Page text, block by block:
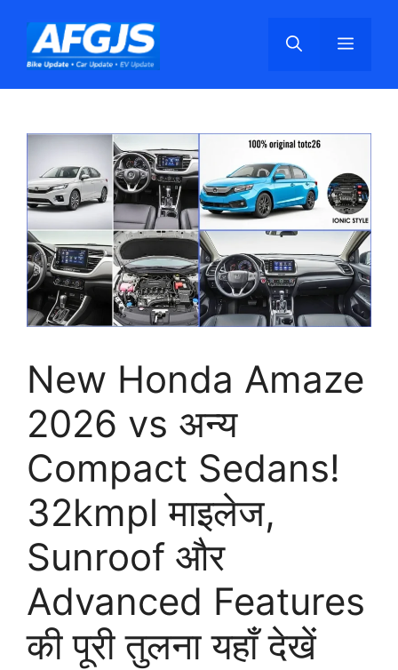
content
Menu
New Honda Amaze
2026 vs अन्य
Compact Sedans!
32kmpl माइलेज,
Sunroof और
Advanced Features
की पूरी तुलना यहाँ देखें